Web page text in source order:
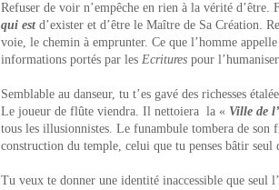
Refuser de voir n’empêche en rien à la vérité d’être.
qui est d’exister et d’être le Maître de Sa Création.
voie, le chemin à emprunter. Ce que l’homme
informations portés par les Ecritures pour
Semblable au danseur, tu t’es gavé des richesses
Le joueur de flûte viendra. Il nettoiera la « Ville de
tous les illusionnistes. Le funambule tombera de
construction du temple, celui que tu penses bâtir seul
Tu veux te donner une identité inaccessible que